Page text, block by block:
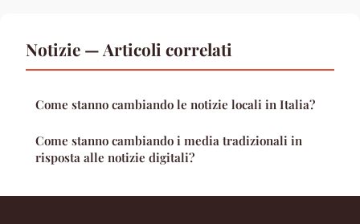
Notizie — Articoli correlati
Come stanno cambiando le notizie locali in Italia?
Come stanno cambiando i media tradizionali in
risposta alle notizie digitali?